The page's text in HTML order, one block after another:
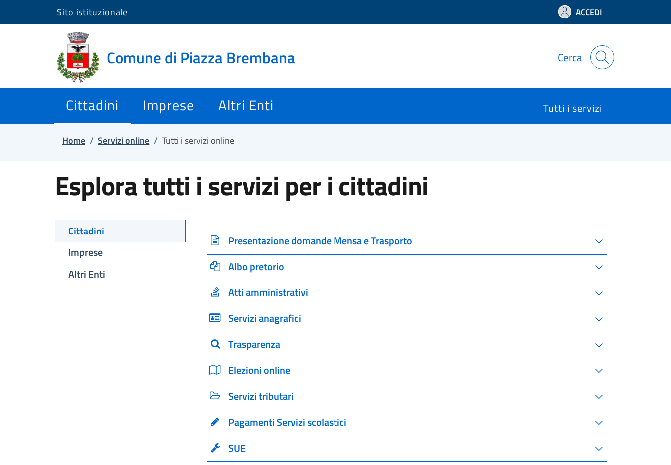
Salta e vai al contenuto
Salta e vai al footer
Sito istituzionale ACCEDI
Comune di Piazza Brembana Cerca
Cittadini Imprese Altri Enti Tutti i servizi
Home / Servizi online / Tutti i servizi online
Esplora tutti i servizi per i cittadini
Cittadini
Imprese
Altri Enti
Presentazione domande Mensa e Trasporto
Albo pretorio
Atti amministrativi
Servizi anagrafici
Trasparenza
Elezioni online
Servizi tributari
Pagamenti Servizi scolastici
SUE